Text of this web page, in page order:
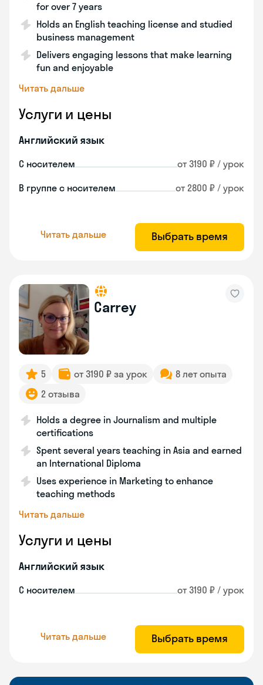
for over 7 years
Holds an English teaching license and studied
business management
Delivers engaging lessons that make learning
fun and enjoyable
Читать дальше
Услуги и цены
Английский язык
С носителем от 3190 ₽ / урок
В группе с носителем от 2800 ₽ / урок
Читать дальше Выбрать время
Carrey
5 от 3190 ₽ за урок
8 лет опыта
2 отзыва
Holds a degree in Journalism and multiple
certifications
Spent several years teaching in Asia and earned
an International Diploma
Uses experience in Marketing to enhance
teaching methods
Читать дальше
Услуги и цены
Английский язык
С носителем от 3190 ₽ / урок
Читать дальше Выбрать время